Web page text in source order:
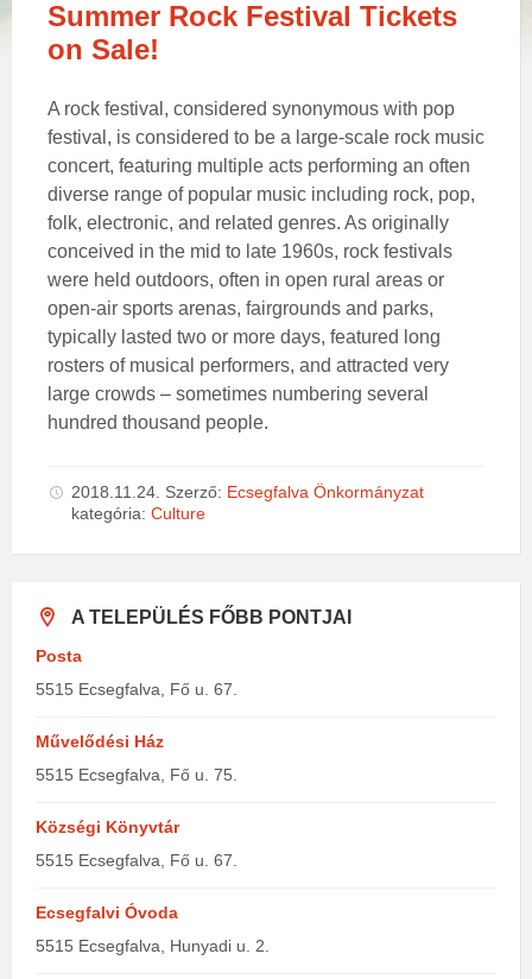
Summer Rock Festival Tickets
on Sale!
A rock festival, considered synonymous with pop
festival, is considered to be a large-scale rock music
concert, featuring multiple acts performing an often
diverse range of popular music including rock, pop,
folk, electronic, and related genres. As originally
conceived in the mid to late 1960s, rock festivals
were held outdoors, often in open rural areas or
open-air sports arenas, fairgrounds and parks,
typically lasted two or more days, featured long
rosters of musical performers, and attracted very
large crowds – sometimes numbering several
hundred thousand people.
2018.11.24. Szerző: Ecsegfalva Önkormányzat
kategória: Culture
A TELEPÜLÉS FŐBB PONTJAI
Posta
5515 Ecsegfalva, Fő u. 67.
Művelődési Ház
5515 Ecsegfalva, Fő u. 75.
Községi Könyvtár
5515 Ecsegfalva, Fő u. 67.
Ecsegfalvi Óvoda
5515 Ecsegfalva, Hunyadi u. 2.